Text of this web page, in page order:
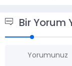
Bir Yorum